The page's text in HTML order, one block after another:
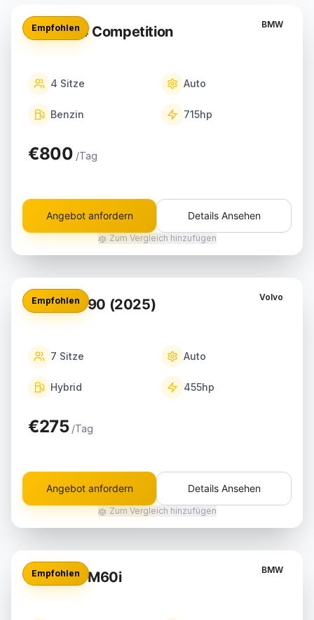
Empfohlen BMW
BMW M4 Competition
4 Sitze Auto
Benzin 715hp
€800 /Tag
Angebot anfordern Details Ansehen
Zum Vergleich hinzufügen
Empfohlen Volvo
Volvo XC90 (2025)
7 Sitze Auto
Hybrid 455hp
€275 /Tag
Angebot anfordern Details Ansehen
Zum Vergleich hinzufügen
Empfohlen BMW
BMW X7 M60i